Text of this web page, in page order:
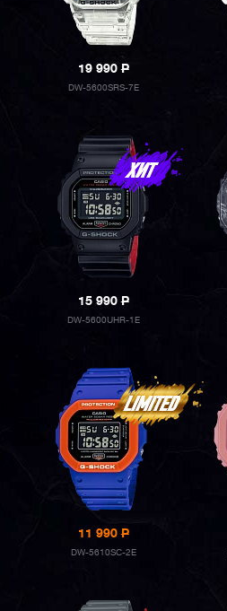
19 990P
DW-5600SRS-7E
15 990P
DW-5600UHR-1E
11 990P
DW-5610SC-2E